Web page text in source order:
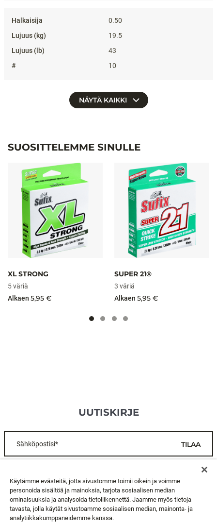
0.50
19.5
43
10
NÄYTÄ KAIKKI
SUOSITTELEMME SINULLE
XL STRONG
5 väriä
Alkaen 5,95 €
SUPER 21®
3 väriä
Alkaen 5,95 €
UUTISKIRJE
Sähköpostisi* TILAA
ASIAKASPALVELU
TIETOA MEISTÄ
Käytämme evästeitä, jotta sivustomme toimii oikein ja voimme
personoida sisältöä ja mainoksia, tarjota sosiaalisen median
ominaisuuksia ja analysoida tietoliikennettä. Jaamme myös tietoja
tavasta, jolla käytät sivustoamme sosiaalisen median, mainonta- ja
analytiikkakumppaneidemme kanssa.